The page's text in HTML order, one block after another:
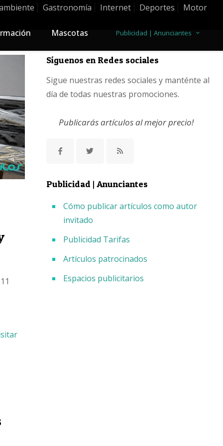
Gastronomía Internet Deportes Motor
Mascotas Publicidad | Anunciantes
Síguenos en Redes sociales
Sigue nuestras redes sociales y manténte al
día de todas nuestras promociones.
Publicarás artículos al mejor precio!
Publicidad | Anunciantes
Cómo publicar artículos como autor
invitado
Publicidad Tarifas
Artículos patrocinados
Espacios publicitarios